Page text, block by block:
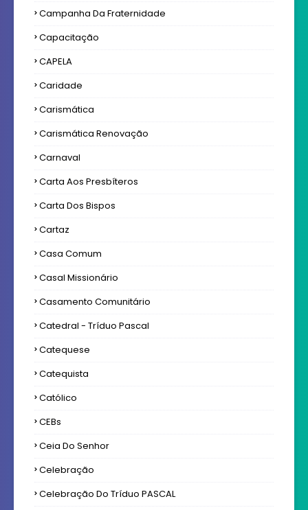
Campanha Da Fraternidade
Capacitação
CAPELA
Caridade
Carismática
Carismática Renovação
Carnaval
Carta Aos Presbíteros
Carta Dos Bispos
Cartaz
Casa Comum
Casal Missionário
Casamento Comunitário
Catedral - Tríduo Pascal
Catequese
Catequista
Católico
CEBs
Ceia Do Senhor
Celebração
Celebração Do Tríduo PASCAL